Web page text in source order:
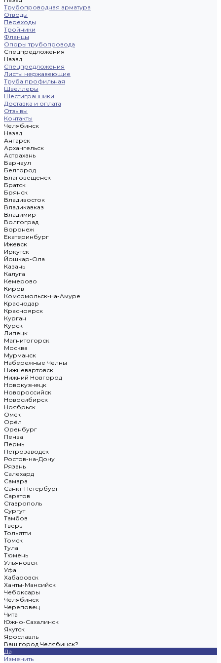
Трубопроводная арматура
Отводы
Переходы
Тройники
Фланцы
Опоры трубопровода
Спецпредложения
Назад
Спецпредложения
Листы нержавеющие
Труба профильная
Швеллеры
Шестигранники
Доставка и оплата
Отзывы
Контакты
Челябинск
Назад
Ангарск
Архангельск
Астрахань
Барнаул
Белгород
Благовещенск
Братск
Брянск
Владивосток
Владикавказ
Владимир
Волгоград
Воронеж
Екатеринбург
Ижевск
Иркутск
Йошкар-Ола
Казань
Калуга
Кемерово
Киров
Комсомольск-на-Амуре
Краснодар
Красноярск
Курган
Курск
Липецк
Магнитогорск
Москва
Мурманск
Набережные Челны
Нижневартовск
Нижний Новгород
Новокузнецк
Новороссийск
Новосибирск
Ноябрьск
Омск
Орёл
Оренбург
Пенза
Пермь
Петрозаводск
Ростов-на-Дону
Рязань
Салехард
Самара
Санкт-Петербург
Саратов
Ставрополь
Сургут
Тамбов
Тверь
Тольятти
Томск
Тула
Тюмень
Ульяновск
Уфа
Хабаровск
Ханты-Мансийск
Чебоксары
Челябинск
Череповец
Чита
Южно-Сахалинск
Якутск
Ярославль
Ваш город Челябинск?
Да
Изменить